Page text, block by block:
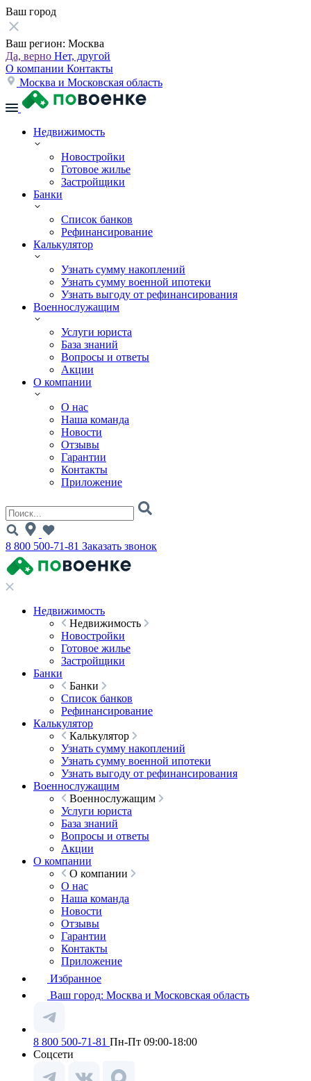
Ваш город
Ваш регион: Москва
Да, верно Нет, другой
О компании Контакты
Москва и Московская область
Недвижимость
Новостройки
Готовое жилье
Застройщики
Банки
Список банков
Рефинансирование
Калькулятор
Узнать сумму накоплений
Узнать сумму военной ипотеки
Узнать выгоду от рефинансирования
Военнослужащим
Услуги юриста
База знаний
Вопросы и ответы
Акции
О компании
О нас
Наша команда
Новости
Отзывы
Гарантии
Контакты
Приложение
8 800 500-71-81 Заказать звонок
Недвижимость
Недвижимость
Новостройки
Готовое жилье
Застройщики
Банки
Банки
Список банков
Рефинансирование
Калькулятор
Калькулятор
Узнать сумму накоплений
Узнать сумму военной ипотеки
Узнать выгоду от рефинансирования
Военнослужащим
Военнослужащим
Услуги юриста
База знаний
Вопросы и ответы
Акции
О компании
О компании
О нас
Наша команда
Новости
Отзывы
Гарантии
Контакты
Приложение
Избранное
Ваш город: Москва и Московская область
8 800 500-71-81 Пн-Пт 09:00-18:00
Соцсети